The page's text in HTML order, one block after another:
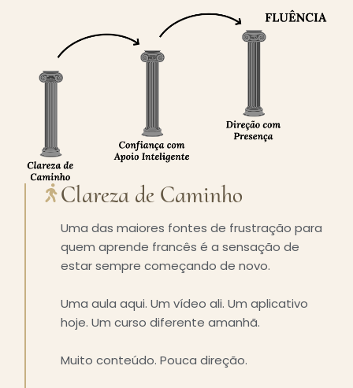
Clareza de Caminho
Uma das maiores fontes de frustração para
quem aprende francês é a sensação de
estar sempre começando de novo.
Uma aula aqui. Um vídeo ali. Um aplicativo
hoje. Um curso diferente amanhã.
Muito conteúdo. Pouca direção.